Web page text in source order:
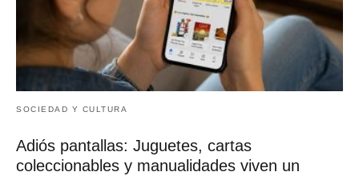
SOCIEDAD Y CULTURA
Adiós pantallas: Juguetes, cartas
coleccionables y manualidades viven un